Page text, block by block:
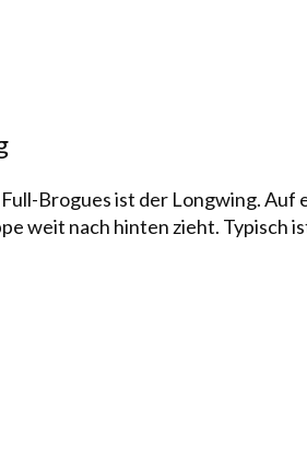
Brogues ist der Longwing. Auf
weit nach hinten zieht. Typisch